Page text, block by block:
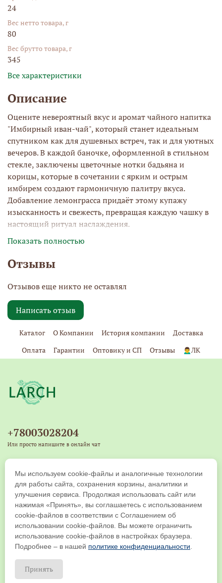
24
Вес нетто товара, г
80
Вес брутто товара, г
345
Все характеристики
Описание
Оцените невероятный вкус и аромат чайного напитка
"Имбирный иван-чай", который станет идеальным
спутником как для душевных встреч, так и для уютных
вечеров. В каждой баночке, оформленной в стильном
стекле, заключены цветочные нотки бадьяна и
корицы, которые в сочетании с ярким и острым
имбирем создают гармоничную палитру вкуса.
Добавление лемонграсса придаёт этому купажу
изысканность и свежесть, превращая каждую чашку в
настоящий ритуал наслаждения.
Этот согревающий напиток прекрасно дополнит ваши
источником тепла и уюта. Чтобы получить ещё более
насыщенный вкус, добавьте в кружку немного молока
и цветочного мёда для успокоения, или же освежите
напиток дольками апельсина, лимона или
грейпфрута, если вам нужно зарядиться энергией для
выполнения своих дел. Имбирный чай не только
радует вкусом, но и приносит пользу: он способствует
развития атеросклероза.
который станет не только вкусным, но и полезным
дополнением к вашему рациону. Присоединяйтесь к
традиции чаепития с "Имбирным иван-чаем" и
наслаждайтесь каждым глотком!
Показать полностью
Отзывы
Отзывов еще никто не оставлял
Написать отзыв
Каталог О Компании История компании
Доставка
Оплата
Гарантии Оптовику и СП Отзывы 🙍‍♂️ЛК
+78003028204
Или просто напишите в онлайн чат
+79539271917
Copyright © 2019-2026 ООО "ЛАРЧ КОМПАНИ". Все права защищены
Мы используем cookie-файлы и аналогичные технологии
для работы сайта, сохранения корзины, аналитики и
улучшения сервиса. Продолжая использовать сайт или
нажимая «Принять», вы соглашаетесь с использованием
cookie-файлов в соответствии с Соглашением об
использовании cookie-файлов. Вы можете ограничить
использование cookie-файлов в настройках браузера.
Подробнее – в нашей политике конфиденциальности
Принять